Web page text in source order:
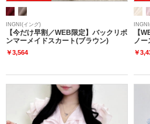
INGNI(イング)
【今だけ早割／WEB限定】バックリボ
ンマーメイドスカート(ブラウン)
￥3,564
【
ノー
￥